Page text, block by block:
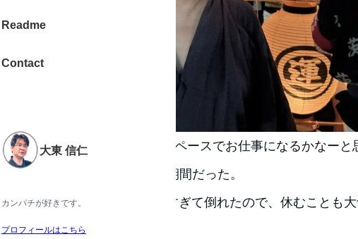
Readme
Contact
大東 信仁
カンパチが好きです。
プロフィールはこちら
8月に入った当初は、のんびりペースでお仕事になるかなーと
が、振り返ると怒涛の忙しい期間だった。
10年前、2015年の8月も働きすぎて倒れたので、休むことも
と。